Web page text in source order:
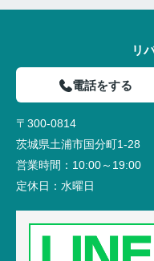
リ
電話をする
〒300-0814
茨城県土浦市国分町1-28
営業時間： 10:00～19:00
定休日： 水曜日